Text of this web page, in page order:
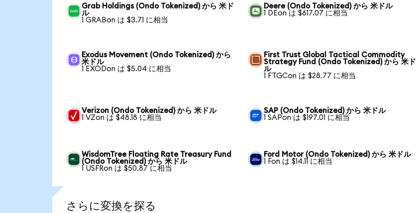
Grab Holdings (Ondo Tokenized) から 米ド
ル
1 GRABon は $3.71 に相当
Deere (Ondo Tokenized) から 米ドル
1 DEon は $617.07 に相当
Exodus Movement (Ondo Tokenized) から
米ドル
1 EXODon は $5.04 に相当
First Trust Global Tactical Commodity
Strategy Fund (Ondo Tokenized) から 米ド
ル
1 FTGCon は $28.77 に相当
Verizon (Ondo Tokenized) から 米ドル
1 VZon は $48.18 に相当
SAP (Ondo Tokenized) から 米ドル
1 SAPon は $197.01 に相当
WisdomTree Floating Rate Treasury Fund
(Ondo Tokenized) から 米ドル
1 USFRon は $50.87 に相当
Ford Motor (Ondo Tokenized) から 米ドル
1 Fon は $14.11 に相当
さらに変換を探る